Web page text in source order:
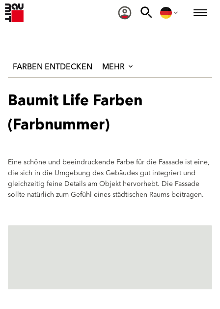
FARBEN ENTDECKEN MEHR
Baumit Life Farben
(Farbnummer)
Eine schöne und beeindruckende Farbe für die Fassade ist eine,
die sich in die Umgebung des Gebäudes gut integriert und
gleichzeitig feine Details am Objekt hervorhebt. Die Fassade
sollte natürlich zum Gefühl eines städtischen Raums beitragen.